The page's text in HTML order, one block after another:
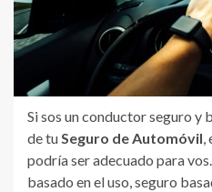
Si sos un conductor seguro y
de tuSeguro de Automóvil,
podría ser adecuado para
basado en el uso, seguro